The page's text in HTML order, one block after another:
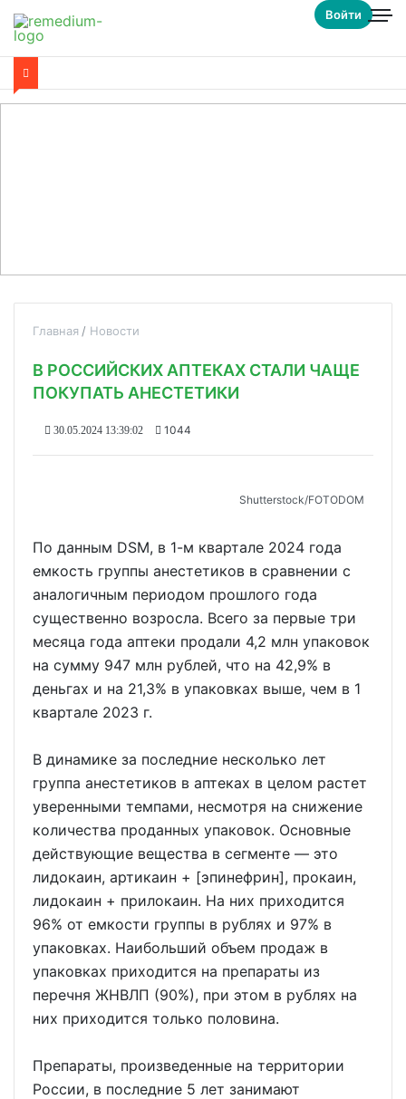
Войти
Главная Новости
В РОССИЙСКИХ АПТЕКАХ СТАЛИ ЧАЩЕ
ПОКУПАТЬ АНЕСТЕТИКИ
30.05.2024 13:39:02 1044
Shutterstoсk/FOTODOM
По данным DSM, в 1-м квартале 2024 года
емкость группы анестетиков в сравнении с
аналогичным периодом прошлого года
существенно возросла. Всего за первые три
месяца года аптеки продали 4,2 млн упаковок
на сумму 947 млн рублей, что на 42,9% в
деньгах и на 21,3% в упаковках выше, чем в 1
квартале 2023 г.
В динамике за последние несколько лет
группа анестетиков в аптеках в целом растет
уверенными темпами, несмотря на снижение
количества проданных упаковок. Основные
действующие вещества в сегменте — это
лидокаин, артикаин + [эпинефрин], прокаин,
лидокаин + прилокаин. На них приходится
96% от емкости группы в рублях и 97% в
упаковках. Наибольший объем продаж в
упаковках приходится на препараты из
перечня ЖНВЛП (90%), при этом в рублях на
них приходится только половина.
Препараты, произведенные на территории
России, в последние 5 лет занимают